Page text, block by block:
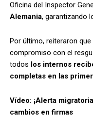
Oficina del Inspector
Alemania, garantizando
Por último, reiteraron
compromiso con el
todos los internos
completas en las
Vídeo: ¡Alerta
cambios en firmas